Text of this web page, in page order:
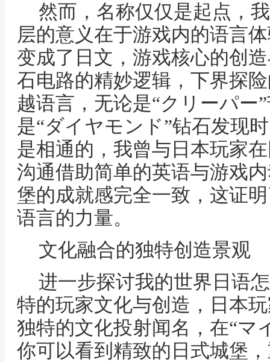
然而，名称仅仅是起点，
层的意义在于游戏内的语言
变成了日文，游戏核心的创
石电路的精妙逻辑，下界探
越语言，无论是“クリーパー
是“ダイヤモンド”钻石发现
是相通的，我曾与日本玩家
沟通借助简单的英语与游戏
堡的成就感完全一致，这证
语言的力量。
文化融合的独特创造景观
进一步探讨我的世界日语
特的玩家文化与创造，日本
独特的文化投射闻名，在“マ
你可以看到精致的日式城堡